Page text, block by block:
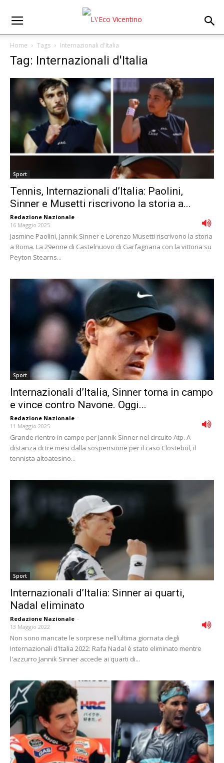
Home Tags Internazionali d'Italia
Tag: Internazionali d'Italia
Sport
Tennis, Internazionali d’Italia: Paolini,
Sinner e Musetti riscrivono la storia a...
Redazione Nazionale -
16 Maggio 2025
Jasmine Paolini, Jannik Sinner e Lorenzo Musetti riscrivono la storia
a Roma. La 29enne di Castelnuovo di Garfagnana con la vittoria su
Peyton Stearns...
Sport
Internazionali d’Italia, Sinner torna in campo
e vince contro Navone. Oggi...
Redazione Nazionale -
11 Maggio 2025
Grande rientro in campo per Jannik Sinner nel circuito Atp. A
distanza di tre mesi dalla sospensione per il caso Clostebol, il
tennista altoatesino...
Sport
Internazionali d’Italia: Sinner ai quarti,
Nadal eliminato
Redazione Nazionale -
13 Maggio 2022
Non sono mancate le sorprese nell'ultima giornata degli
Internazionali d'Italia 2022: Rafa Nadal è stato eliminato mentre
l'azzurro Jannik Sinner accede ai quarti di...